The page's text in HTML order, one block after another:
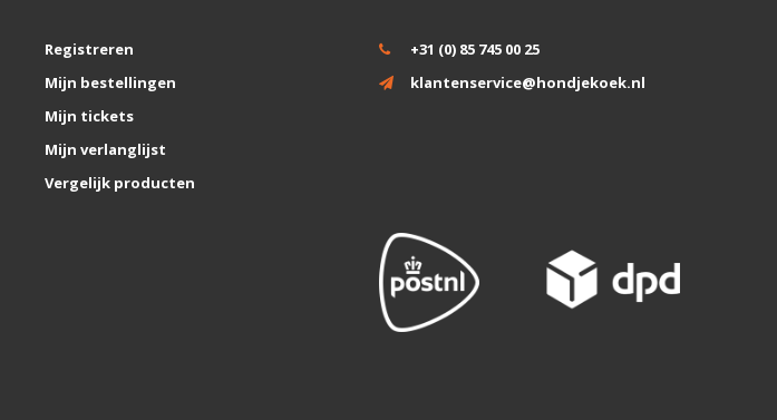
Registreren
Mijn bestellingen
Mijn tickets
Mijn verlanglijst
Vergelijk producten
+31 (0) 85 745 00 25
klantenservice@hondjekoek.nl